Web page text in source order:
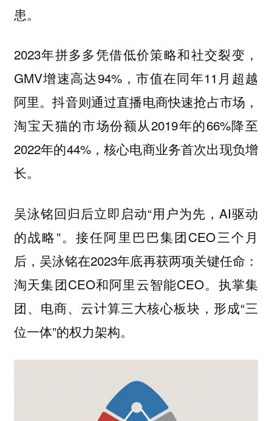
患。
2023年拼多多凭借低价策略和社交裂变，
GMV增速高达94%，市值在同年11月超越
阿里。抖音则通过直播电商快速抢占市场，
淘宝天猫的市场份额从2019年的66%降至
2022年的44%，核心电商业务首次出现负增
长。
吴泳铭回归后立即启动“用户为先，AI驱动
的战略”。接任阿里巴巴集团CEO三个月
后，吴泳铭在2023年底再获两项关键任命：
淘天集团CEO和阿里云智能CEO。执掌集
团、电商、云计算三大核心板块，形成“三
位一体”的权力架构。